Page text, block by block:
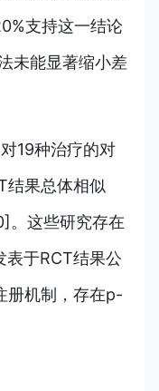
支持这一结论
未能显著缩小差
对19种治疗的对
结果总体相似
。这些研究存在
表于RCT结果公
册机制，存在p-